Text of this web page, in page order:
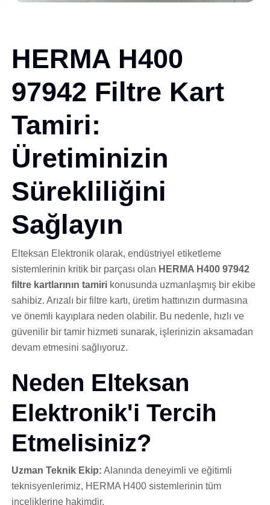
HERMA H400
97942 Filtre Kart
Tamiri:
Üretiminizin
Sürekliliğini
Sağlayın
Elteksan Elektronik olarak, endüstriyel etiketleme
sistemlerinin kritik bir parçası olan HERMA H400 97942
filtre kartlarının tamiri konusunda uzmanlaşmış bir ekibe
sahibiz. Arızalı bir filtre kartı, üretim hattınızın durmasına
ve önemli kayıplara neden olabilir. Bu nedenle, hızlı ve
güvenilir bir tamir hizmeti sunarak, işlerinizin aksamadan
devam etmesini sağlıyoruz.
Neden Elteksan
Elektronik'i Tercih
Etmelisiniz?
Uzman Teknik Ekip: Alanında deneyimli ve eğitimli
teknisyenlerimiz, HERMA H400 sistemlerinin tüm
inceliklerine hakimdir.